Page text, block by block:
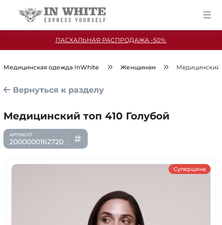
ПАСХАЛЬНАЯ РАСПРОДАЖА -50%
Медицинская одежда InWhite Женщинам Медицинский
Вернуться к разделу
Медицинский топ 410 Голубой
2000000162720
Суперцина